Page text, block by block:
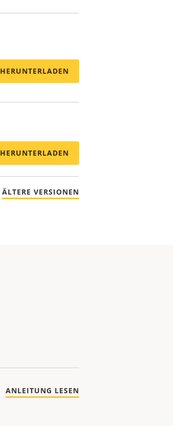
HERUNTERLADEN
HERUNTERLADEN
ÄLTERE VERSIONEN
ANLEITUNG LESEN